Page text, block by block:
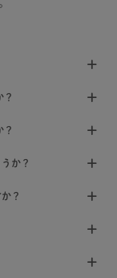
？
？
か？
？